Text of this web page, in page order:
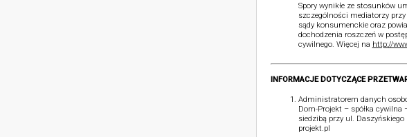
Spory wynikłe ze stosunków
szczególności mediatorzy
sądy konsumenckie oraz
dochodzenia roszczeń w
cywilnego. Więcej na http://
INFORMACJE DOTYCZĄCE
Administratorem danych
Dom-Projekt – spółka cywilna
siedzibą przy ul. Daszyńskiego
projekt.pl